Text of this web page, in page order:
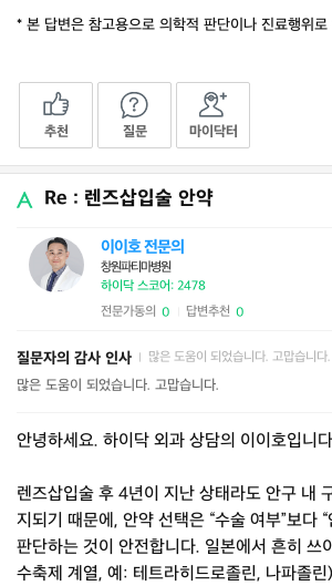
* 본 답변은 참고용으로 의학적 판단이나 진료행위
추천 질문 마이닥터
Re : 렌즈삽입술 안약
이이호 전문의
창원파티마병원
하이닥 스코어: 2478
전문가동의 0 답변추천 0
질문자의 감사 인사 많은 도움이 되었습니다. 고맙습니다.
많은 도움이 되었습니다. 고맙습니다.
안녕하세요. 하이닥 외과 상담의 이이호입니
렌즈삽입술 후 4년이 지난 상태라도 안구 내
지되기 때문에, 안약 선택은 “수술 여부”보다
판단하는 것이 안전합니다. 일본에서 흔히 쓰
수축제 계열, 예: 테트라히드로졸린, 나파졸